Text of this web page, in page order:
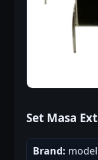
Set Masa
Brand: